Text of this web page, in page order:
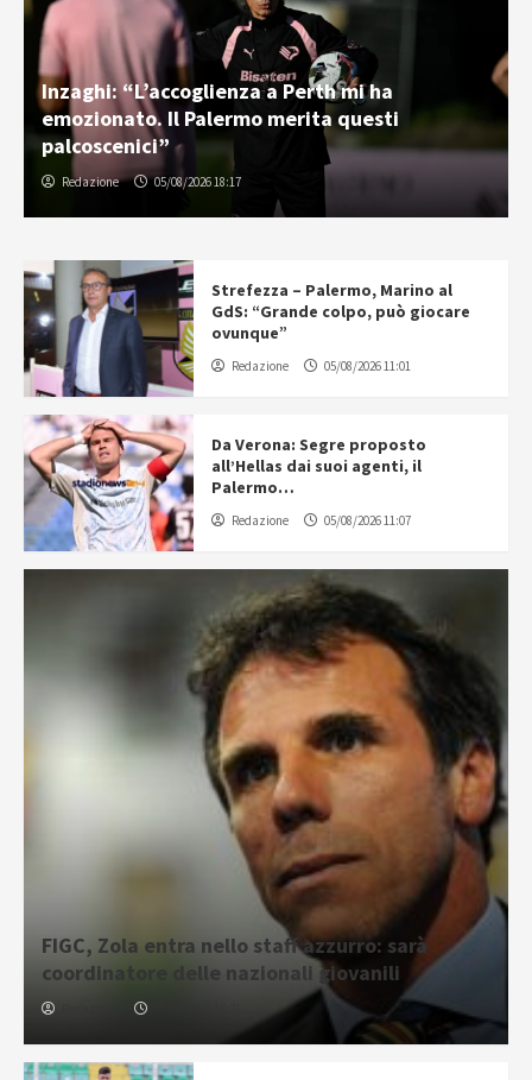
Inzaghi: “L’accoglienza a Perth mi ha
emozionato. Il Palermo merita questi
palcoscenici”
Redazione 05/08/2026 18:17
Strefezza – Palermo, Marino al
GdS: “Grande colpo, può giocare
ovunque”
Redazione 05/08/2026 11:01
Da Verona: Segre proposto
all’Hellas dai suoi agenti, il
Palermo…
Redazione 05/08/2026 11:07
FIGC, Zola entra nello staff azzurro: sarà
coordinatore delle nazionali giovanili